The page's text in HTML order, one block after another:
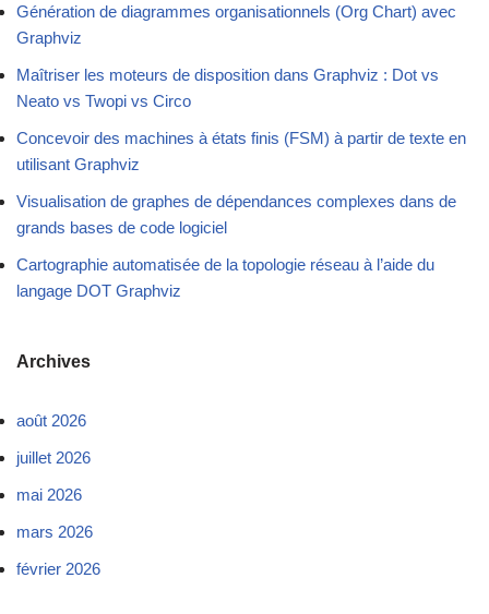
Génération de diagrammes organisationnels (Org Chart) avec
Graphviz
Maîtriser les moteurs de disposition dans Graphviz : Dot vs
Neato vs Twopi vs Circo
Concevoir des machines à états finis (FSM) à partir de texte en
utilisant Graphviz
Visualisation de graphes de dépendances complexes dans de
grands bases de code logiciel
Cartographie automatisée de la topologie réseau à l’aide du
langage DOT Graphviz
Archives
août 2026
juillet 2026
mai 2026
mars 2026
février 2026